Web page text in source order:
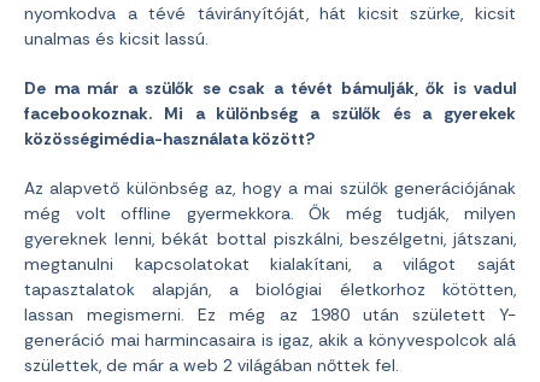
nyomkodva a tévé távirányítóját, hát kicsit szürke, kicsit
unalmas és kicsit lassú.
De ma már a szülők se csak a tévét bámulják, ők is vadul
facebookoznak. Mi a különbség a szülők és a gyerekek
közösségimédia-használata között?
Az alapvető különbség az, hogy a mai szülők generációjának
még volt offline gyermekkora. Ők még tudják, milyen
gyereknek lenni, békát bottal piszkálni, beszélgetni, játszani,
megtanulni kapcsolatokat kialakítani, a világot saját
tapasztalatok alapján, a biológiai életkorhoz kötötten,
lassan megismerni. Ez még az 1980 után született Y-
generáció mai harmincasaira is igaz, akik a könyvespolcok alá
születtek, de már a web 2 világában nőttek fel.